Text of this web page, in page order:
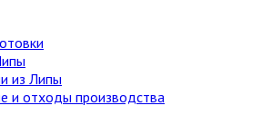
из Липы
и отходы производства